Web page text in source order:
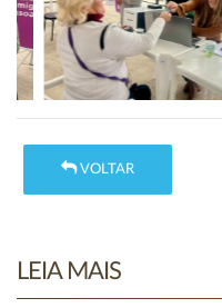
VOLTAR
LEIA MAIS